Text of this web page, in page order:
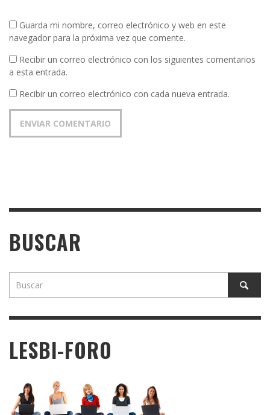
Guarda mi nombre, correo electrónico y web en este
navegador para la próxima vez que comente.
Recibir un correo electrónico con los siguientes comentarios
a esta entrada.
Recibir un correo electrónico con cada nueva entrada.
BUSCAR
LESBI-FORO